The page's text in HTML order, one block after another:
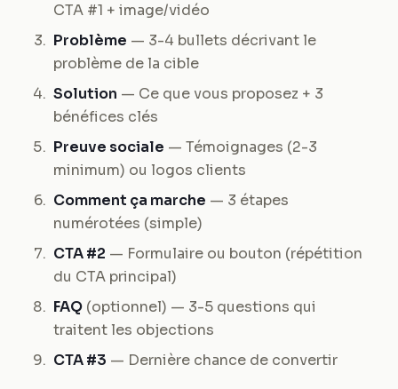
CTA #1 + image/vidéo
Problème — 3-4 bullets décrivant le
problème de la cible
Solution — Ce que vous proposez + 3
bénéfices clés
Preuve sociale — Témoignages (2-3
minimum) ou logos clients
Comment ça marche — 3 étapes
numérotées (simple)
CTA #2 — Formulaire ou bouton (répétition
du CTA principal)
FAQ (optionnel) — 3-5 questions qui
traitent les objections
CTA #3 — Dernière chance de convertir